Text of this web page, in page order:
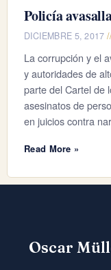
Policía
DICIEMBRE 5, 2017
La corrupción y el
y autoridades de
parte del Cartel de
asesinatos de
en juicios contra
Read More »
Oscar